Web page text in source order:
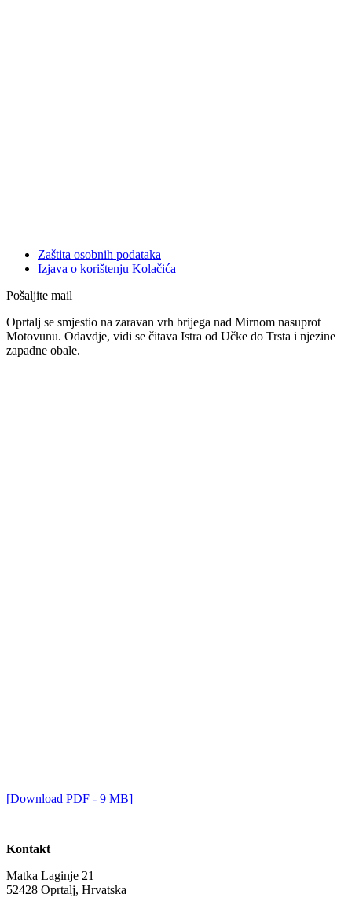
Zaštita osobnih podataka
Izjava o korištenju Kolačića
Pošaljite mail
Oprtalj se smjestio na zaravan vrh brijega nad Mirnom nasuprot
Motovunu. Odavdje, vidi se čitava Istra od Učke do Trsta i njezine
zapadne obale.
[Download PDF - 9 MB]
Kontakt
Matka Laginje 21
52428 Oprtalj, Hrvatska